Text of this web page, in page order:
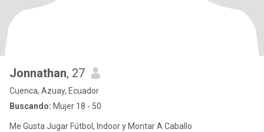
Jonnathan, 27
Cuenca, Azuay, Ecuador
Buscando: Mujer 18 - 50
Me Gusta Jugar Fútbol, Indoor y Montar A Caballo